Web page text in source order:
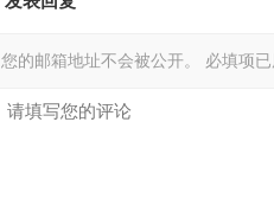
您的邮箱地址不会被公开。 必填项已